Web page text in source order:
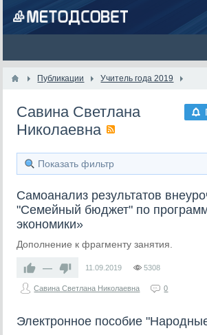
Публикации Учитель года 2019
Савина Светлана
Николаевна
Показать фильтр
Самоанализ результатов
"Семейный бюджет" по
экономики»
Дополнение к фрагменту занятия.
— 11.09.2019 5308
Савина Светлана Николаевна 0
Электронное пособие